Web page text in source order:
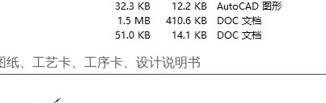
纸、工艺卡、工序卡、设计说明书